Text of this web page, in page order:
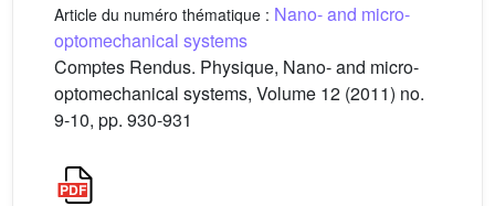
Article du numéro thématique : Nano- and micro-
optomechanical systems
Comptes Rendus. Physique, Nano- and micro-
optomechanical systems, Volume 12 (2011) no.
9-10, pp. 930-931